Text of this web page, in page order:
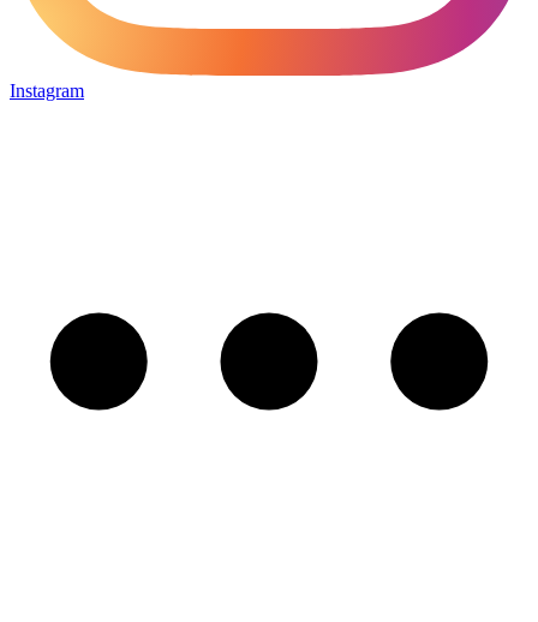
Instagram